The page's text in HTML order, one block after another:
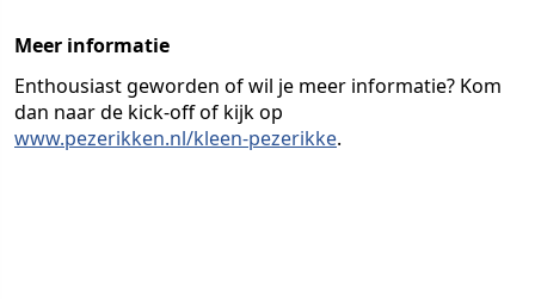
Meer informatie
Enthousiast geworden of wil je meer informatie? Kom
dan naar de kick-off of kijk op
www.pezerikken.nl/kleen-pezerikke.